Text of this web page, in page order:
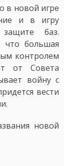
в новой игре
и в игру
баз.
что большая
контролем
от Совета
войну с
вести
новой